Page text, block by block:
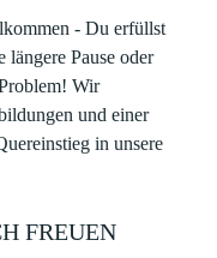
- Du erfüllst
längere Pause oder
Wir
und einer
in unsere
FREUEN